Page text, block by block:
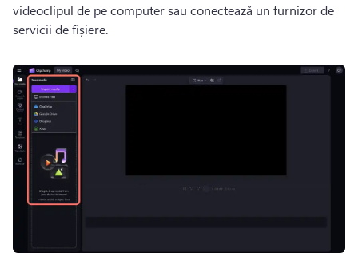
videoclipul de pe computer sau conectează un furnizor de
servicii de fișiere.